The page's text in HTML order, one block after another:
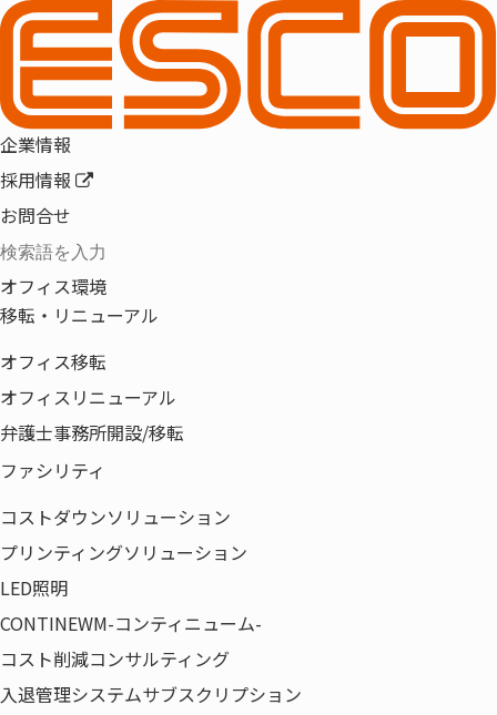
企業情報
採用情報
お問合せ
オフィス環境
移転・リニューアル
オフィス移転
オフィスリニューアル
弁護士事務所開設/移転
ファシリティ
コストダウンソリューション
プリンティングソリューション
LED照明
CONTINEWM-コンティニューム-
コスト削減コンサルティング
入退管理システムサブスクリプション
IT資産管理～そこに潜む危険と問
題解決策とは！？
(2021.05.14 ウェビナー)
緊急事態宣言解除後、コロナ以前のビジネス環境に
戻ることができるでしょうか？
企業はニューノーマルに対応しつつあり、ビジネス
継続の新しい姿が見えてきました。
一方で新しい課題が浮き彫りになった一面もありま
す。
リモートワークによるセキュリティ対策が出来てい
ないPCの氾濫、社員の生産性が目に見えない等、
それに反して情報システム部門の人員は減ってきて
いる状況です。